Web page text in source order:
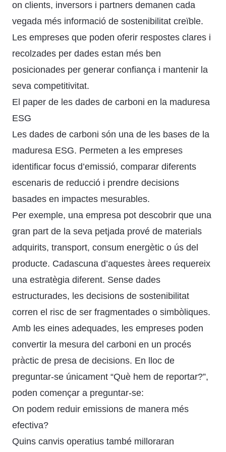
on clients, inversors i partners demanen cada
vegada més informació de sostenibilitat creïble.
Les empreses que poden oferir respostes clares i
recolzades per dades estan més ben
posicionades per generar confiança i mantenir la
seva competitivitat.
El paper de les dades de carboni en la maduresa
ESG
Les dades de carboni són una de les bases de la
maduresa ESG. Permeten a les empreses
identificar focus d’emissió, comparar diferents
escenaris de reducció i prendre decisions
basades en impactes mesurables.
Per exemple, una empresa pot descobrir que una
gran part de la seva petjada prové de materials
adquirits, transport, consum energètic o ús del
producte. Cadascuna d’aquestes àrees requereix
una estratègia diferent. Sense dades
estructurades, les decisions de sostenibilitat
corren el risc de ser fragmentades o simbòliques.
Amb les eines adequades, les empreses poden
convertir la mesura del carboni en un procés
pràctic de presa de decisions. En lloc de
preguntar-se únicament “Què hem de reportar?”,
poden començar a preguntar-se:
On podem reduir emissions de manera més
efectiva?
Quins canvis operatius també milloraran